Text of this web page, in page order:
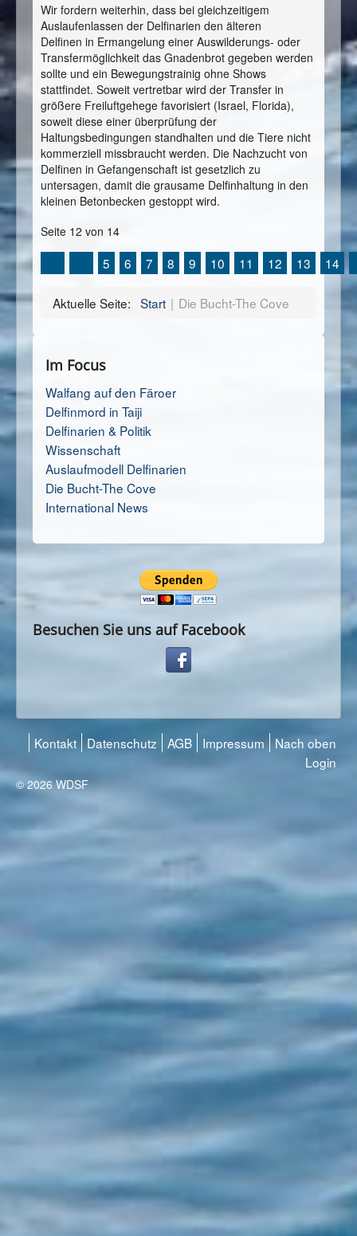
Wir fordern weiterhin, dass bei gleichzeitigem
Auslaufenlassen der Delfinarien den älteren
Delfinen in Ermangelung einer Auswilderungs- oder
Transfermöglichkeit das Gnadenbrot gegeben werden
sollte und ein Bewegungstrainig ohne Shows
stattfindet. Soweit vertretbar wird der Transfer in
größere Freiluftgehege favorisiert (Israel, Florida),
soweit diese einer überprüfung der
Haltungsbedingungen standhalten und die Tiere nicht
kommerziell missbraucht werden. Die Nachzucht von
Delfinen in Gefangenschaft ist gesetzlich zu
untersagen, damit die grausame Delfinhaltung in den
kleinen Betonbecken gestoppt wird.
Seite 12 von 14
5 6 7 8 9 10 11 12 13 14
Aktuelle Seite: Start Die Bucht-The Cove
Im Focus
Walfang auf den Färoer
Delfinmord in Taiji
Delfinarien & Politik
Wissenschaft
Auslaufmodell Delfinarien
Die Bucht-The Cove
International News
Besuchen Sie uns auf Facebook
Nach oben
Impressum
AGB
Datenschutz
Kontakt
Login
© 2026 WDSF